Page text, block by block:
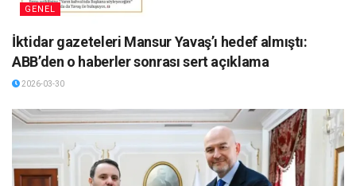
GENEL
İktidar gazeteleri Mansur Yavaş’ı hedef almıştı:
ABB’den o haberler sonrası sert açıklama
2026-03-30